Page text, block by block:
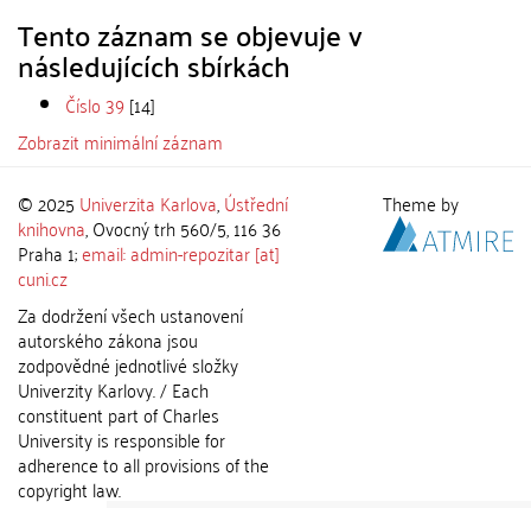
Tento záznam se objevuje v
následujících sbírkách
Číslo 39[14]
Zobrazit minimální záznam
© 2025 Univerzita Karlova,Ústřední
knihovna, Ovocný trh 560/5, 116 36
Praha 1;email: admin-repozitar [at]
cuni.cz
Za dodržení všech ustanovení
autorského zákona jsou
zodpovědné jednotlivé složky
Univerzity Karlovy. / Each
constituent part of Charles
University is responsible for
adherence to all provisions of the
copyright law.
Theme by